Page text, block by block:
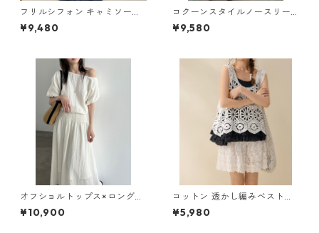
フリルシフォン キャミソール
2col Y 260031
¥9,480
コクーンスタイルノースリー
ブトップス＆スカートセット 2
col Y 260088
¥9,580
オフショルトップス×ロングス
カート セットアップ 3col Y 2
60087
¥10,900
コットン 透かし編みベスト 2
col H 260039
¥5,980